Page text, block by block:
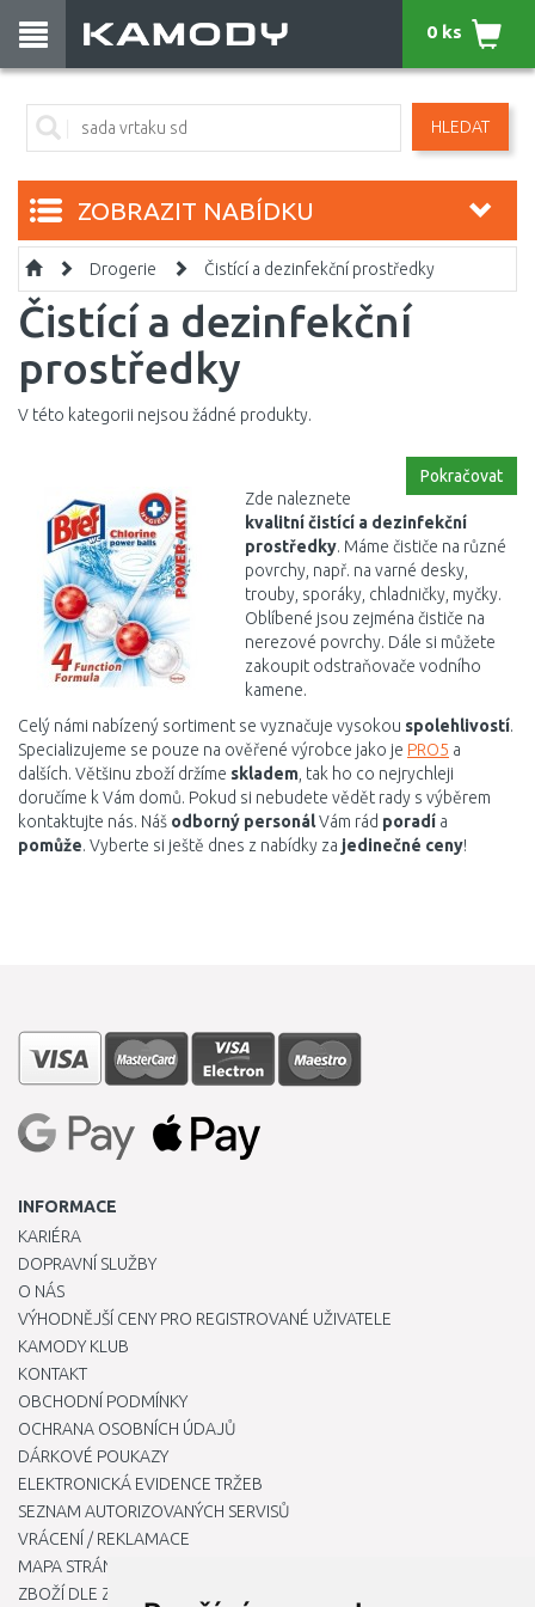
HLEDAT
0 ks
ZOBRAZIT NABÍDKU
Drogerie Čistící a dezinfekční prostředky
Čistící a dezinfekční
prostředky
V této kategorii nejsou žádné produkty.
Pokračovat
Zde naleznete
kvalitní čistící a dezinfekční
prostředky. Máme čističe na různé
povrchy, např. na varné desky,
trouby, sporáky, chladničky, myčky.
Oblíbené jsou zejména čističe na
nerezové povrchy. Dále si můžete
zakoupit odstraňovače vodního
kamene.
Celý námi nabízený sortiment se vyznačuje vysokou spolehlivostí.
Specializujeme se pouze na ověřené výrobce jako je PRO5 a
dalších. Většinu zboží držíme skladem , tak ho co nejrychleji
doručíme k Vám domů. Pokud si nebudete vědět rady s výběrem
kontaktujte nás. Náš odborný personálVám rád poradí a
pomůže. Vyberte si ještě dnes z nabídky za jedinečné ceny!
INFORMACE
KARIÉRA
DOPRAVNÍ SLUŽBY
O NÁS
VÝHODNĚJŠÍ CENY PRO REGISTROVANÉ UŽIVATELE
KAMODY KLUB
KONTAKT
OBCHODNÍ PODMÍNKY
OCHRANA OSOBNÍCH ÚDAJŮ
DÁRKOVÉ POUKAZY
ELEKTRONICKÁ EVIDENCE TRŽEB
SEZNAM AUTORIZOVANÝCH SERVISŮ
VRÁCENÍ / REKLAMACE
MAPA STRÁNKY
ZBOŽÍ DLE ZNAČEK